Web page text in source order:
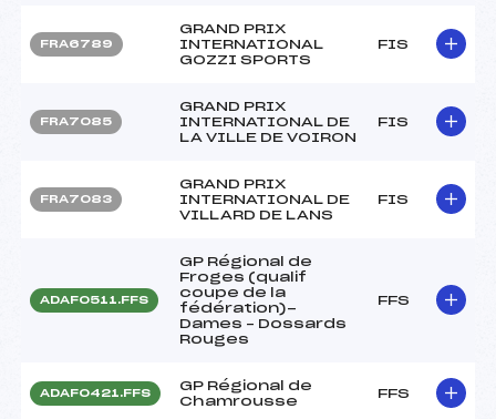
FRA6789
GRAND PRIX
INTERNATIONAL
GOZZI SPORTS
FIS
FRA7085
GRAND PRIX
INTERNATIONAL DE
LA VILLE DE VOIRON
FIS
FRA7083
GRAND PRIX
INTERNATIONAL DE
VILLARD DE LANS
FIS
ADAF0511.FFS
GP Régional de
Froges (qualif
coupe de la
fédération)-
Dames – Dossards
Rouges
FFS
ADAF0421.FFS
GP Régional de
Chamrousse
FFS